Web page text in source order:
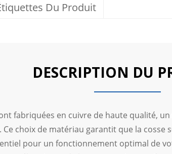
Du Produit
DESCRIPTION DU
fabriquées en cuivre de haute qualité,
choix de matériau garantit que la
pour un fonctionnement optimal de